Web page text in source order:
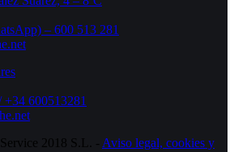
– 600 513 281
600513281
2018 S.L. - Aviso legal, cookies y